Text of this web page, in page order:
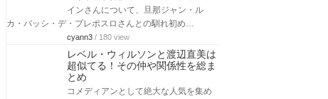
インさんについて、旦那ジャン・ル
カ・パッシ・デ・プレポスロさんとの馴れ初め…
cyann3 / 180 view
レベル・ウィルソンと渡辺直美は
超似てる！その仲や関係性を総ま
とめ
コメディアンとして絶大な人気を集め